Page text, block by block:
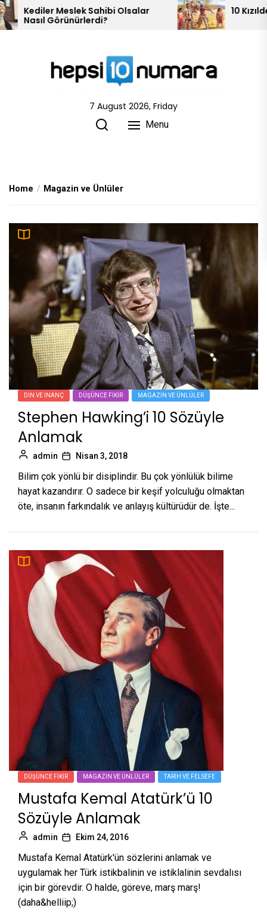
Skip
to
10 Kızılderili Kabilesi
7 August 2026, Friday
Menu
Home Magazin ve Ünlüler
DIN VE İNANÇ DÜŞÜNCE FIKIR MAGAZIN VE ÜNLÜLER
Stephen Hawking’i 10 Sözüyle
Anlamak
admin Nisan 3, 2018
Bilim çok yönlü bir disiplindir. Bu çok yönlülük bilime
hayat kazandırır. O sadece bir keşif yolculuğu olmaktan
öte, insanın farkındalık ve anlayış kültürüdür de. İşte...
DÜŞÜNCE FIKIR MAGAZIN VE ÜNLÜLER TARIH VE FELSEFE
Mustafa Kemal Atatürk’ü 10
Sözüyle Anlamak
admin Ekim 24, 2016
Mustafa Kemal Atatürk'ün sözlerini anlamak ve
uygulamak her Türk istikbalinin ve istiklalinin sevdalısı
için bir görevdir. O halde, göreve, marş marş!
(daha&helliip;)